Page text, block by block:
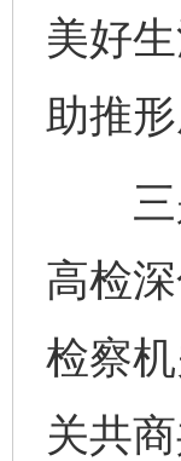
美好
助推
三是
高检
检察
关共